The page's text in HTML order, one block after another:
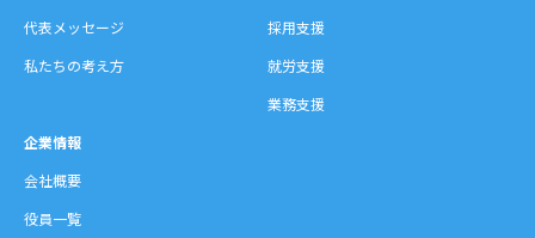
代表メッセージ
私たちの考え方
採用支援
就労支援
業務支援
企業情報
会社概要
役員一覧